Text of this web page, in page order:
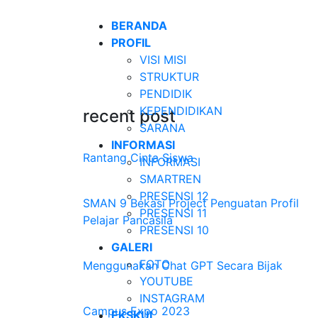
BERANDA
PROFIL
VISI MISI
STRUKTUR
PENDIDIK
KEPENDIDIKAN
SARANA
INFORMASI
INFORMASI
SMARTREN
PRESENSI 12
PRESENSI 11
PRESENSI 10
GALERI
FOTO
YOUTUBE
INSTAGRAM
EKSKUL
recent post
Rantang Cinta Siswa
SMAN 9 Bekasi Project Penguatan Profil
Pelajar Pancasila
Menggunakan Chat GPT Secara Bijak
Campus Expo 2023